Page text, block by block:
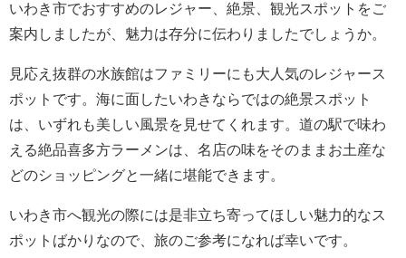
いわき市でおすすめのレジャー、絶景、観光スポットをご
案内しましたが、魅力は存分に伝わりましたでしょうか。
見応え抜群の水族館はファミリーにも大人気のレジャース
ポットです。海に面したいわきならではの絶景スポット
は、いずれも美しい風景を見せてくれます。道の駅で味わ
える絶品喜多方ラーメンは、名店の味をそのままお土産な
どのショッピングと一緒に堪能できます。
いわき市へ観光の際には是非立ち寄ってほしい魅力的なス
ポットばかりなので、旅のご参考になれば幸いです。